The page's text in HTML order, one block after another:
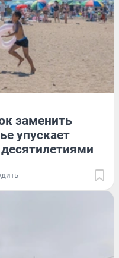
заменить
упускает